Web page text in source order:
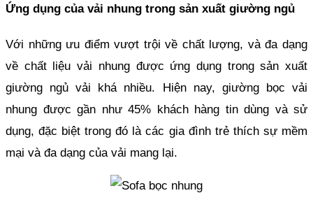
Ứng dụng của vải nhung trong sản xuất giường ngủ
Với những ưu điểm vượt trội về chất lượng, và đa dạng
về chất liệu vải nhung được ứng dụng trong sản xuất
giường ngủ vải khá nhiều. Hiện nay, giường bọc vải
nhung được gần như 45% khách hàng tin dùng và sử
dụng, đặc biệt trong đó là các gia đình trẻ thích sự mềm
mại và đa dạng của vải mang lại.